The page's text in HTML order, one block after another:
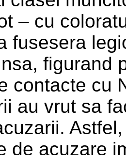
– cu
fusesera
figurand
contacte cu
au vrut sa
de acuzare